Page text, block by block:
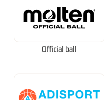
Official ball